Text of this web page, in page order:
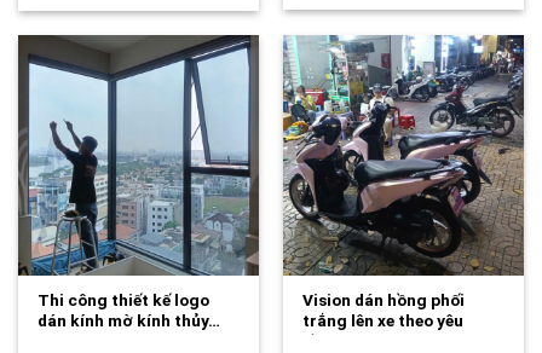
Thi công thiết kế logo
dán kính mờ kính thủy…
Vision dán hồng phối
trắng lên xe theo yêu
cầu…